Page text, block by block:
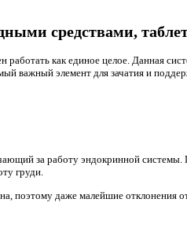
средствами,
как единое целое. Данная
важный элемент для зачатия и
за работу эндокринной
груди.
поэтому даже малейшие отклонения